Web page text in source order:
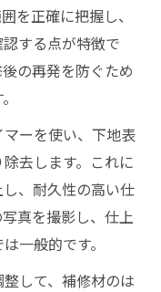
を正確に把握し、
する点が特徴で
の再発を防ぐため
ーを使い、下地表
去します。これに
、耐久性の高い仕
真を撮影し、仕上
一般的です。
して、補修材のは